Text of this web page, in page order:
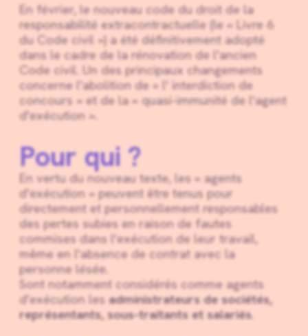
En février, le nouveau code du droit de la
responsabilité extracontractuelle (le « Livre 6
du Code civil ») a été définitivement adopté
dans le cadre de la rénovation de l'ancien
Code civil. Un des principaux changements
concerne l'abolition de « l' interdiction de
concours » et de la « quasi-immunité de l'agent
d'exécution ».
Pour qui ?
En vertu du nouveau texte, les « agents
d'exécution » peuvent être tenus pour
directement et personnellement responsables
des pertes subies en raison de fautes
commises dans l'exécution de leur travail,
même en l'absence de contrat avec la
personne lésée.
Sont notamment considérés comme agents
d'exécution les administrateurs de sociétés,
représentants, sous-traitants et salariés.